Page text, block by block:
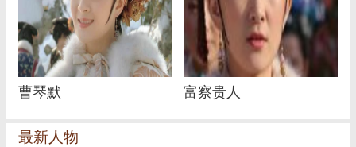
曹琴默 富察贵人
最新人物